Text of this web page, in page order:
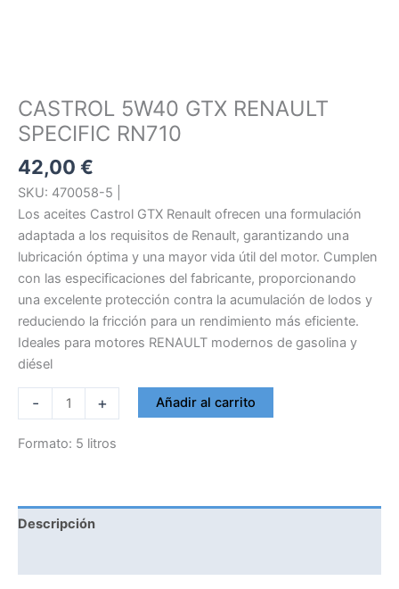
CASTROL 5W40 GTX RENAULT
SPECIFIC RN710
42,00 €
SKU: 470058-5 |
Los aceites Castrol GTX Renault ofrecen una formulación
adaptada a los requisitos de Renault, garantizando una
lubricación óptima y una mayor vida útil del motor. Cumplen
con las especificaciones del fabricante, proporcionando
una excelente protección contra la acumulación de lodos y
reduciendo la fricción para un rendimiento más eficiente.
Ideales para motores RENAULT modernos de gasolina y
diésel
-
CASTROL
5W40
GTX
RN710
cantidad
+ Añadir al carrito
Formato: 5 litros
Descripción